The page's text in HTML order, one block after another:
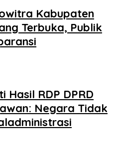
Kabupaten
Terbuka, Publik
Hasil RDP DPRD
Negara Tidak